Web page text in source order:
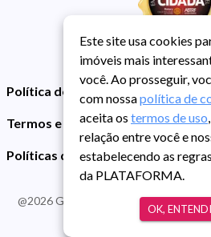
Política de Privacidade
Termos e Condições de Uso
Políticas de Cookies
@2026Guarida Imóvel. Todos os
413J | CNPJ Guarida:
Este site usa cookies
imóveis mais
você. Ao prosseguir,
com nossapolítica de
aceita os termos de uso
relação entre você e
estabelecendo as
da PLATAFORMA.
OK, ENTENDI